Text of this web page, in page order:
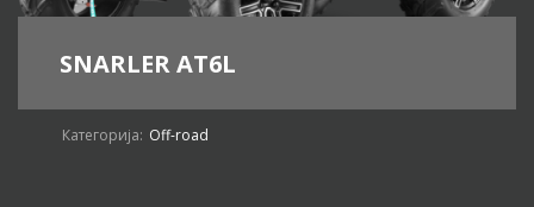
SNARLER AT6L
Категорија: Off-road